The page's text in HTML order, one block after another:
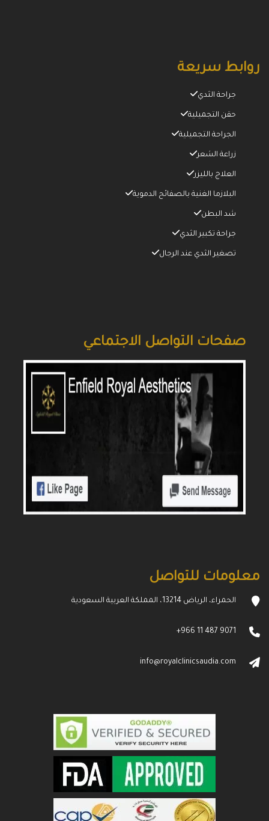
روابط سريعة
جراحة الثدي
حقن التجميلية
الجراحة التجميلية
زراعة الشعر
العلاج بالليزر
البلازما الغنية بالصفائح الدموية
شد البطن
جراحة تكبير الثدي
تصغير الثدي عند الرجال
صفحات التواصل الاجتماعي
معلومات للتواصل
الحمراء، الرياض 13214، المملكة العربية السعودية
+966 11 487 9071
info@royalclinicsaudia.com